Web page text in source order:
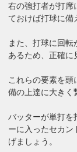
右の強打者が打席
ておけば打球に備
また、打球に回
あるため、正確に
これらの要素を
備の上達に大きく
バッターが単打を
ーに入ったセカン
げましょう。